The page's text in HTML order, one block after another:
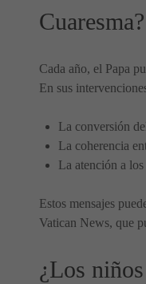
Cuaresma?
Cada año, el Papa
En sus
La conversión
La coherencia
La atención a
Estos mensajes
Vatican News, que
¿Los